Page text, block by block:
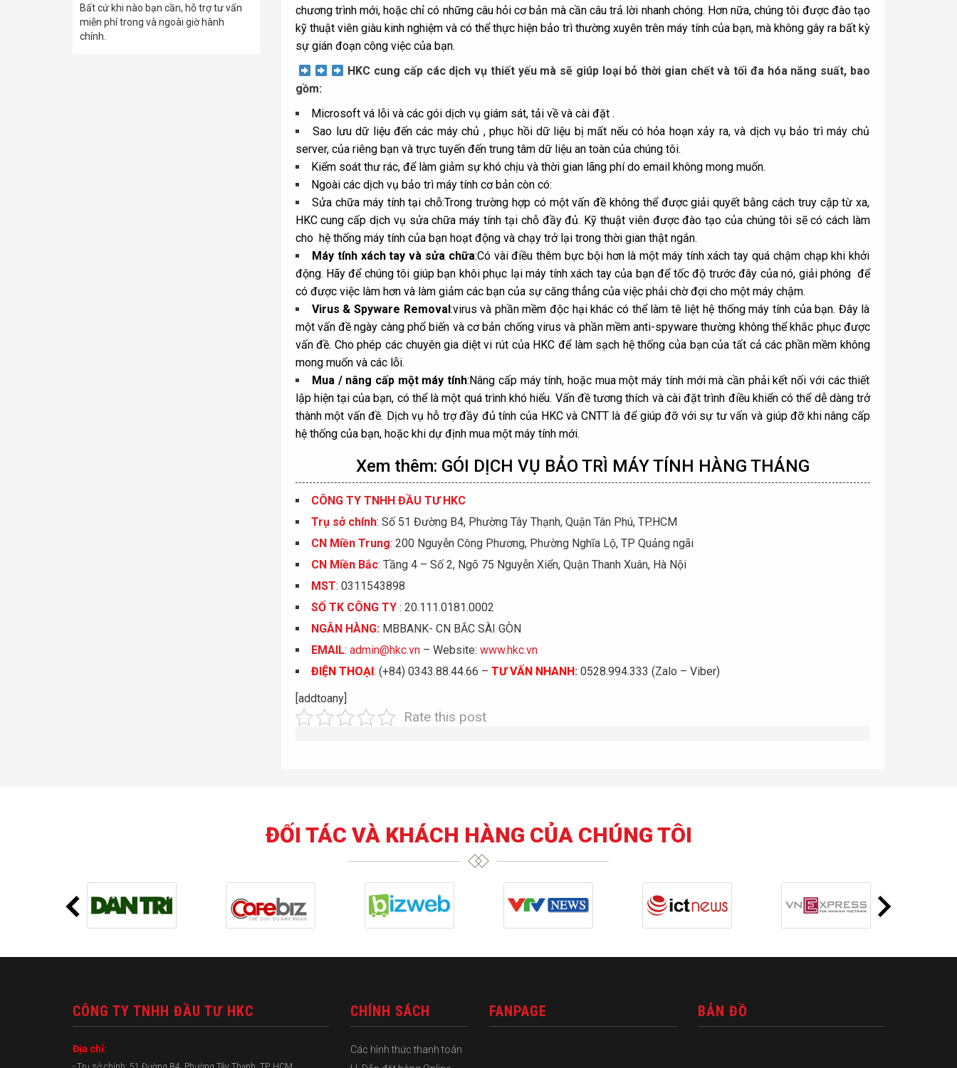
Bất cứ khi nào bạn cần, hỗ trợ tư vấn
miễn phí trong và ngoài giờ hành
chính.
chương trình mới, hoặc chỉ có những câu hỏi cơ bản mà cần câu trả lời nhanh chóng. Hơn nữa, chúng tôi được đào tạo
kỹ thuật viên giàu kinh nghiệm và có thể thực hiện bảo trì thường xuyên trên máy tính của bạn, mà không gây ra bất kỳ
sự gián đoạn công việc của bạn.
HKC cung cấp các dịch vụ thiết yếu mà sẽ giúp loại bỏ thời gian chết và tối đa hóa năng suất, bao
gồm:
Microsoft vá lỗi và các gói dịch vụ giám sát, tải về và cài đặt .
Sao lưu dữ liệu đến các máy chủ , phục hồi dữ liệu bị mất nếu có hỏa hoạn xảy ra, và dịch vụbảo trì máy chủ
server, của riêng bạn và trực tuyến đến trung tâm dữ liệu an toàn của chúng tôi.
Kiểm soát thư rác, để làm giảm sự khó chịu và thời gian lãng phí do emailkhông mong muốn.
Ngoài các dịch vụ bảo trì máy tínhcơ bản còn có:
Sửa chữa máy tính tại chỗ:Trong trường hợp có một vấn đề không thể được giải quyết bằng cách truy cập từ xa,
HKC cung cấp dịch vụ sửa chữa máy tính tại chỗ đầy đủ. Kỹ thuật viên được đào tạo của chúng tôi sẽ có cách làm
cho hệ thống máy tính của bạn hoạt động và chạy trở lại trong thời gian thật ngắn.
Máy tính xách tay và sửa chữa:Có vài điều thêm bực bội hơn là một máy tính xách tay quá chậm chạp khi khởi
động. Hãy để chúng tôi giúp bạn khôi phục lại máy tính xách tay của bạn để tốc độ trước đây của nó, giải phóng để
có được việc làm hơn và làm giảm các bạn của sự căng thẳng của việc phải chờ đợi cho một máy chậm.
Virus & Spyware Removal:virus và phần mềm độc hại khác có thể làm tê liệt hệ thống máy tính của bạn. Đây là
một vấn đề ngày càng phổ biến và cơ bản chống virus và phần mềm anti-spyware thường không thể khắc phục được
vấn đề. Cho phép các chuyên gia diệt vi rút của HKC để làm sạch hệ thống của bạn của tất cả các phần mềm không
mong muốn và các lỗi.
Mua / nâng cấp một máy tính:Nâng cấp máy tính, hoặc mua một máy tính mới mà cần phải kết nối với các thiết
lập hiện tại của bạn, có thể là một quá trình khó hiểu. Vấn đề tương thích và cài đặt trình điều khiển có thể dễ dàng trở
thành một vấn đề. Dịch vụ hỗ trợ đầy đủ tính của HKC và CNTT là để giúp đỡ với sự tư vấn và giúp đỡ khi nâng cấp
hệ thống của bạn, hoặc khi dự định mua một máy tính mới.
Xem thêm: GÓI DỊCH VỤ BẢO TRÌ MÁY TÍNH HÀNG THÁNG
CÔNG TY TNHH ĐẦU TƯ HKC
Trụ sở chính: Số 51 Đường B4, Phường Tây Thạnh, Quận Tân Phú, TP.HCM
CN Miền Trung: 200 Nguyễn Công Phương, Phường Nghĩa Lộ, TP Quảng ngãi
CN Miền Bắc: Tầng 4 – Số 2, Ngõ 75 Nguyễn Xiển, Quận Thanh Xuân, Hà Nội
MST: 0311543898
SỐTK CÔNG TY: 20.111.0181.0002
NGÂN HÀNG: MBBANK- CN BẮC SÀI GÒN
EMAIL: admin@hkc.vn– Website: www.hkc.vn
ĐIỆN THOẠI: (+84) 0343.88.44.66 – TƯ VẤN NHANH:0528.994.333 (Zalo – Viber)
[addtoany]
Rate this post
ĐỐI TÁC VÀ KHÁCH HÀNG CỦA CHÚNG TÔI
CÔNG TY TNHH ĐẦU TƯ HKC
Địa chỉ:
CHÍNH SÁCH
Các hình thức thanh toán
FANPAGE BẢN ĐỒ